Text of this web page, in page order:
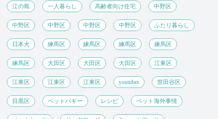
江の島 一人暮らし 高齢者向け住宅 中野区
中野区 中野区 中野区 中野区 ふたり暮らし
日本犬 練馬区 練馬区 練馬区 練馬区
練馬区 大田区 大田区 大田区 江東区
江東区 江東区 江東区 youtuber 世田谷区
目黒区 ペットバギー レシピ ペット海外事情